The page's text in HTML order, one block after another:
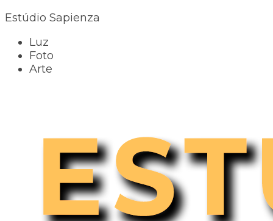
Estúdio Sapienza
Luz
Foto
Arte